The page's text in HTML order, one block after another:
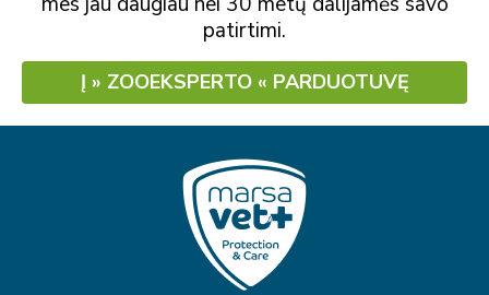
patirtimi.
Į » ZOOEKSPERTO « PARDUOTUVĘ